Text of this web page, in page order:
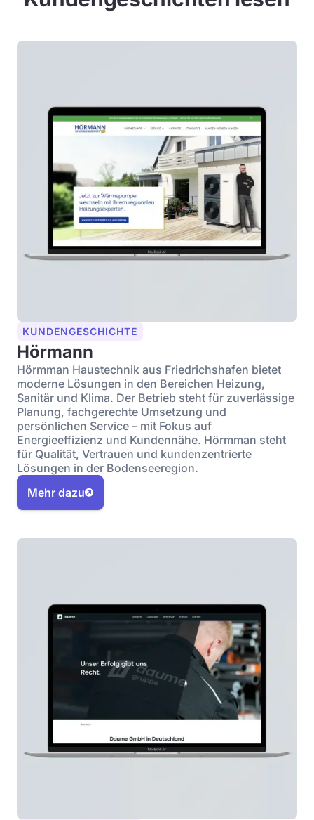
KUNDENGESCHICHTE
Hörmann
Hörmman Haustechnik aus Friedrichshafen bietet
moderne Lösungen in den Bereichen Heizung,
Sanitär und Klima. Der Betrieb steht für zuverlässige
Planung, fachgerechte Umsetzung und
persönlichen Service – mit Fokus auf
Energieeffizienz und Kundennähe. Hörmman steht
für Qualität, Vertrauen und kundenzentrierte
Lösungen in der Bodenseeregion.
Mehr dazu